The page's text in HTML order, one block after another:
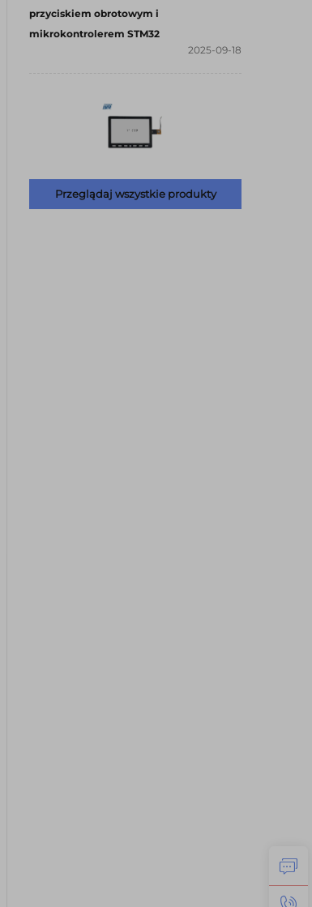
produktów najwyższej jakości.
przyszłość – bez pogarszania parametrów
przyciskiem obrotowym i
mikrokontrolerem STM32
2025-09-18
Przeglądaj wszystkie produkty